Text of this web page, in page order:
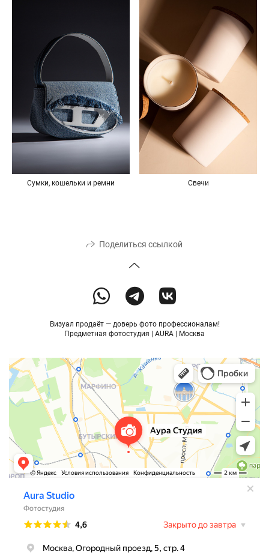
Сумки, кошельки и ремни Свечи
Поделиться ссылкой
Визуал продаёт — доверь фото профессионалам!
Предметная фотостудия | AURA | Москва